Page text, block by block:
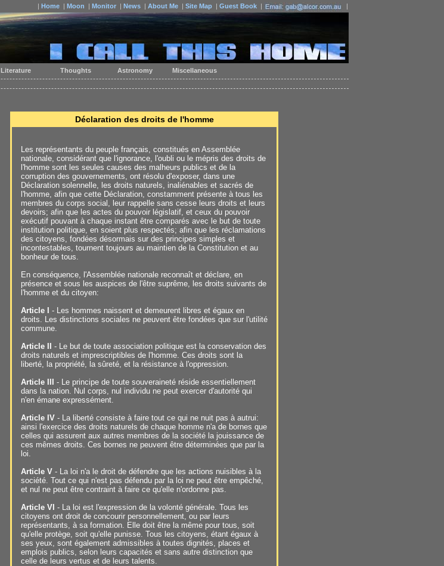
| Home | Moon | Monitor | News | About Me | Site Map | Guest Book | |
Déclaration des droits de l'homme
Les représentants du peuple français, constitués en Assemblée
nationale, considérant que l'ignorance, l'oubli ou le mépris des droits de
l'homme sont les seules causes des malheurs publics et de la
corruption des gouvernements, ont résolu d'exposer, dans une
Déclaration solennelle, les droits naturels, inaliénables et sacrés de
l'homme, afin que cette Déclaration, constamment présente à tous les
membres du corps social, leur rappelle sans cesse leurs droits et leurs
devoirs; afin que les actes du pouvoir législatif, et ceux du pouvoir
exécutif pouvant à chaque instant être comparés avec le but de toute
institution politique, en soient plus respectés; afin que les réclamations
des citoyens, fondées désormais sur des principes simples et
incontestables, tournent toujours au maintien de la Constitution et au
bonheur de tous.
En conséquence, l'Assemblée nationale reconnaît et déclare, en
présence et sous les auspices de l'être suprême, les droits suivants de
l'homme et du citoyen:
Article I
- Les hommes naissent et demeurent libres et égaux en
droits. Les distinctions sociales ne peuvent être fondées que sur l'utilité
commune.
Article II
- Le but de toute association politique est la conservation des
droits naturels et imprescriptibles de l'homme. Ces droits sont la
liberté, la propriété, la sûreté, et la résistance à l'oppression.
Article III
- Le principe de toute souveraineté réside essentiellement
dans la nation. Nul corps, nul individu ne peut exercer d'autorité qui
n'en émane expressément.
Article IV - La liberté consiste à faire tout ce qui ne nuit pas à autrui:
ainsi l'exercice des droits naturels de chaque homme n'a de bornes que
celles qui assurent aux autres membres de la société la jouissance de
ces mêmes droits. Ces bornes ne peuvent être déterminées que par la
loi.
Article V - La loi n'a le droit de défendre que les actions nuisibles à la
société. Tout ce qui n'est pas défendu par la loi ne peut être empêché,
et nul ne peut être contraint à faire ce qu'elle n'ordonne pas.
Article VI - La loi est l'expression de la volonté générale. Tous les
citoyens ont droit de concourir personnellement, ou par leurs
représentants, à sa formation. Elle doit être la même pour tous, soit
qu'elle protège, soit qu'elle punisse. Tous les citoyens, étant égaux à
ses yeux, sont également admissibles à toutes dignités, places et
emplois publics, selon leurs capacités et sans autre distinction que
celle de leurs vertus et de leurs talents.
Literature Thoughts Astronomy Miscellaneous